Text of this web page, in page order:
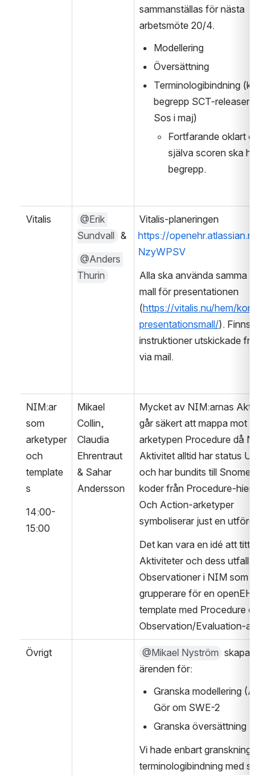
sammanställas för nästa
arbetsmöte 20/4.
Modellering
Översättning
Terminologibindning
begrepp SCT-releasen
Sos i maj)
Fortfarande oklart om
själva scoren ska ha ett
begrepp.
Vitalis
@Erik
Sundvall &
@Anders
Thurin
https://openehr.atlassian.net/
NzyWPSV
Alla ska använda samma
mall för presentationen
(https://vitalis.nu/hem/
presentationsmall/). Finns
instruktioner utskickade från
via mail.
NIM:ar
som
arketyper
och
template
s
14:00-
15:00
Mikael
Collin,
Claudia
Ehrentraut
& Sahar
Andersson
Mycket av NIM:arnas
går säkert att mappa mot
arketypen Procedure då NIM-
Aktivitet alltid har status
och har bundits till Snomed
koder från Procedure-
Och Action-arketyper
symboliserar just en utförd
Det kan vara en idé att titta på
Aktiviteter och dess utfall i
Observationer i NIM som
grupperare för en openEHR
template med Procedure och
Övrigt @Mikael Nyström skapar
ärenden för:
Granska modellering
Gör om SWE-2
Granska översättning
Vi hade enbart granskning
terminologibindning med